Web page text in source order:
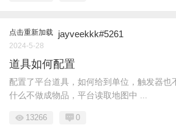
点击重新加载 jayveekkk#5261
2024-5-28
道具如何配置
配置了平台道具，如何给到单位，触发器也
什么不做成物品，平台读取地图中 ...
13266 0